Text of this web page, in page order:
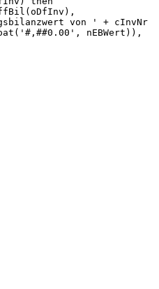
von ' + cInvNr
nEBWert)),